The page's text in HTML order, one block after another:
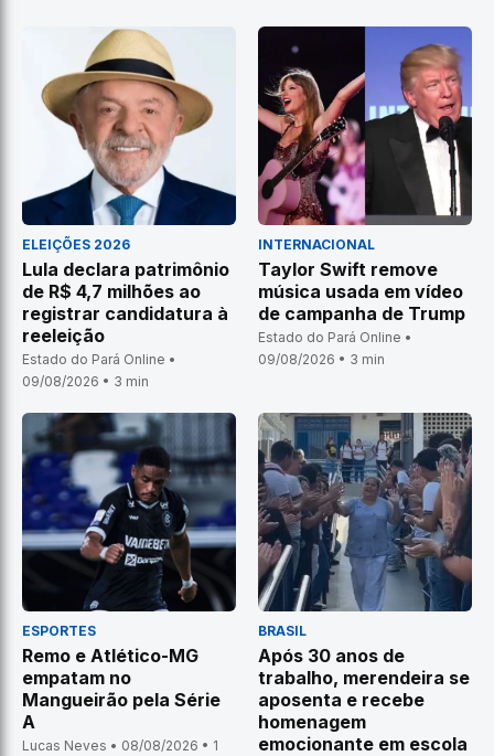
ELEIÇÕES 2026
Lula declara patrimônio
de R$ 4,7 milhões ao
registrar candidatura à
reeleição
Estado do Pará Online •
09/08/2026 • 3 min
INTERNACIONAL
Taylor Swift remove
música usada em vídeo
de campanha de Trump
Estado do Pará Online •
09/08/2026 • 3 min
ESPORTES
Remo e Atlético-MG
empatam no
Mangueirão pela Série
A
Lucas Neves • 08/08/2026 • 1
BRASIL
Após 30 anos de
trabalho, merendeira se
aposenta e recebe
homenagem
emocionante em escola